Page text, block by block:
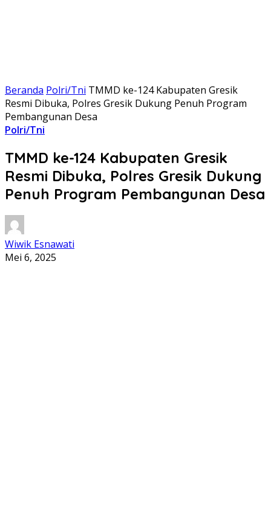
Beranda Polri/Tni TMMD ke-124 Kabupaten Gresik
Resmi Dibuka, Polres Gresik Dukung Penuh Program
Pembangunan Desa
Polri/Tni
TMMD ke-124 Kabupaten Gresik
Resmi Dibuka, Polres Gresik Dukung
Penuh Program Pembangunan Desa
Wiwik Esnawati
Mei 6, 2025